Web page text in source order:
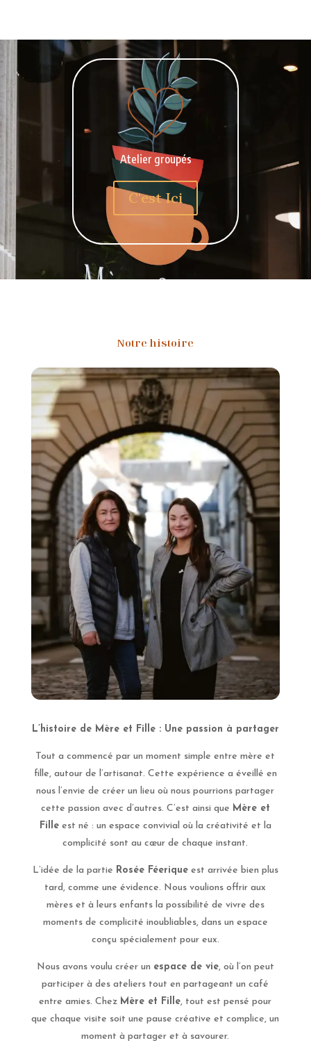
Atelier groupés
C'est Ici
Notre histoire
L’histoire de Mère et Fille : Une passion à partager
Tout a commencé par un moment simple entre mère et
fille, autour de l’artisanat. Cette expérience a éveillé en
nous l’envie de créer un lieu où nous pourrions partager
cette passion avec d’autres. C’est ainsi que Mère et
Filleest né : un espace convivial où la créativité et la
complicité sont au cœur de chaque instant.
L’idée de la partie Rosée Féeriqueest arrivée bien plus
tard, comme une évidence. Nous voulions offrir aux
mères et à leurs enfants la possibilité de vivre des
moments de complicité inoubliables, dans un espace
conçu spécialement pour eux.
Nous avons voulu créer un espace de vie, où l’on peut
participer à des ateliers tout en partageant un café
entre amies. Chez Mère et Fille, tout est pensé pour
que chaque visite soit une pause créative et complice, un
moment à partager et à savourer.